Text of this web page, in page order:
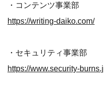
・コンテンツ事業部
https://writing-daiko.com/
・セキュリティ事業部
https://www.security-